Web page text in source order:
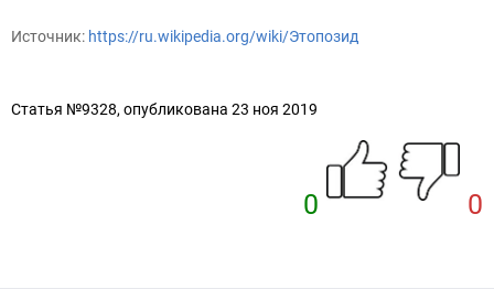
Источник: https://ru.wikipedia.org/wiki/Этопозид
Статья №9328, опубликована 23 ноя 2019
0 0